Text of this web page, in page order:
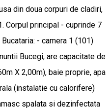
din doua corpuri de cladiri,
Corpul principal - cuprinde 7
- camera 1 (101)
Bucegi, are capacitate de
X 2,00m), baie proprie, apa
(instalatie cu calorifere)
spalata si dezinfectata